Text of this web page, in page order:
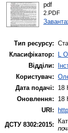
pdf
2.PDF
Тип ресурсу:
Класифікатор:
L
Відділи:
Користувач:
Дата подачі:
18
Оновлення:
18
URI:
ДСТУ 8302:2015: